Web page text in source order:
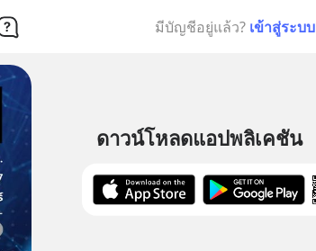
มีบัญชีอยู่แล้ว? เข้าสู่ระบบ
ดาวน์โหลดแอปพลิเคชัน